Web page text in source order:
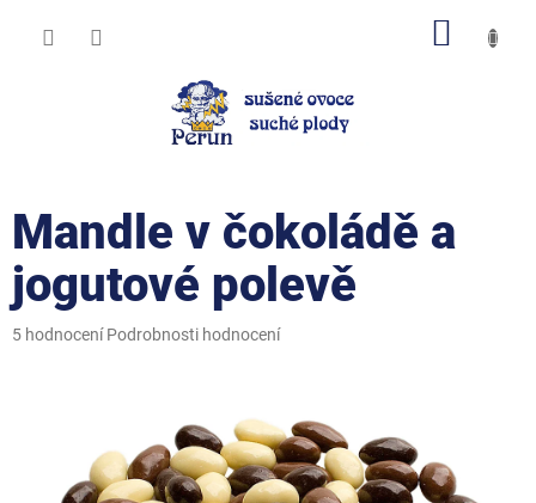
Mandle v čokoládě a
jogutové polevě
Průměrné
hvězdiček.
5 hodnocení Podrobnosti hodnocení